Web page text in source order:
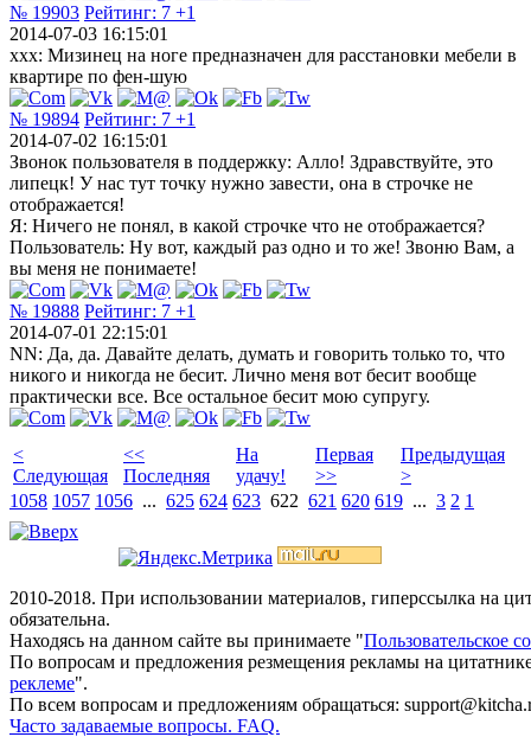
№ 19903 Рейтинг: 7 +1
2014-07-03 16:15:01
xxx: Мизинец на ноге предназначен для расстановки мебели в
квартире по фен-шую
№ 19894 Рейтинг: 7 +1
2014-07-02 16:15:01
Звонок пользователя в поддержку: Алло! Здравствуйте, это
липецк! У нас тут точку нужно завести, она в строчке не
отображается!
Я: Ничего не понял, в какой строчке что не отображается?
Пользователь: Ну вот, каждый раз одно и то же! Звоню Вам, а
вы меня не понимаете!
№ 19888 Рейтинг: 7 +1
2014-07-01 22:15:01
NN: Да, да. Давайте делать, думать и говорить только то, что
никого и никогда не бесит. Лично меня вот бесит вообще
практически все. Все остальное бесит мою супругу.
<
Следующая
<<
Последняя
На
удачу!
Первая
>>
Предыдущая
>
1058 1057 1056 ... 625 624 623 622 621 620 619 ... 3 2 1
2010-2018. При использовании материалов, гиперссылка на
обязательна.
Находясь на данном сайте вы принимаете "Пользовательское
По вопросам и предложения резмещения рекламы на
реклеме".
По всем вопросам и предложениям обращаться:
Часто задаваемые вопросы. FAQ.